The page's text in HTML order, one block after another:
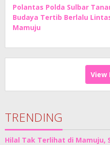
Polantas Polda Sulbar
Budaya Tertib Berlalu
Mamuju
View
TRENDING
Hilal Tak Terlihat di Mamuju,